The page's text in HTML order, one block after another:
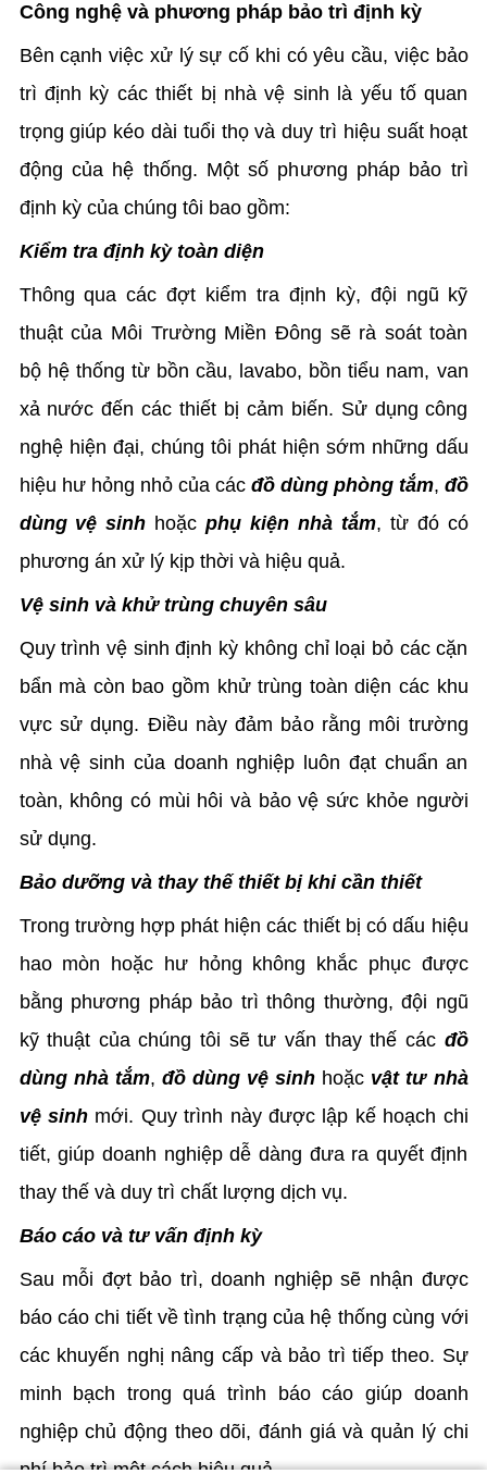
Công nghệ và phương pháp bảo trì định kỳ
Bên cạnh việc xử lý sự cố khi có yêu cầu, việc bảo
trì định kỳ các thiết bị nhà vệ sinh là yếu tố quan
trọng giúp kéo dài tuổi thọ và duy trì hiệu suất hoạt
động của hệ thống. Một số phương pháp bảo trì
định kỳ của chúng tôi bao gồm:
Kiểm tra định kỳ toàn diện
Thông qua các đợt kiểm tra định kỳ, đội ngũ kỹ
thuật của Môi Trường Miền Đông sẽ rà soát toàn
bộ hệ thống từ bồn cầu, lavabo, bồn tiểu nam, van
xả nước đến các thiết bị cảm biến. Sử dụng công
nghệ hiện đại, chúng tôi phát hiện sớm những dấu
hiệu hư hỏng nhỏ của các đồ dùng phòng tắm, đồ
dùng vệ sinh hoặcphụ kiện nhà tắm, từ đó có
phương án xử lý kịp thời và hiệu quả.
Vệ sinh và khử trùng chuyên sâu
Quy trình vệ sinh định kỳ không chỉ loại bỏ các cặn
bẩn mà còn bao gồm khử trùng toàn diện các khu
vực sử dụng. Điều này đảm bảo rằng môi trường
nhà vệ sinh của doanh nghiệp luôn đạt chuẩn an
toàn, không có mùi hôi và bảo vệ sức khỏe người
sử dụng.
Bảo dưỡng và thay thế thiết bị khi cần thiết
Trong trường hợp phát hiện các thiết bị có dấu hiệu
hao mòn hoặc hư hỏng không khắc phục được
bằng phương pháp bảo trì thông thường, đội ngũ
kỹ thuật của chúng tôi sẽ tư vấn thay thế các đồ
dùng nhà tắm, đồ dùng vệ sinh hoặc vật tư nhà
vệ sinhmới. Quy trình này được lập kế hoạch chi
tiết, giúp doanh nghiệp dễ dàng đưa ra quyết định
thay thế và duy trì chất lượng dịch vụ.
Báo cáo và tư vấn định kỳ
Sau mỗi đợt bảo trì, doanh nghiệp sẽ nhận được
báo cáo chi tiết về tình trạng của hệ thống cùng với
các khuyến nghị nâng cấp và bảo trì tiếp theo. Sự
minh bạch trong quá trình báo cáo giúp doanh
nghiệp chủ động theo dõi, đánh giá và quản lý chi
phí bảo trì một cách hiệu quả.